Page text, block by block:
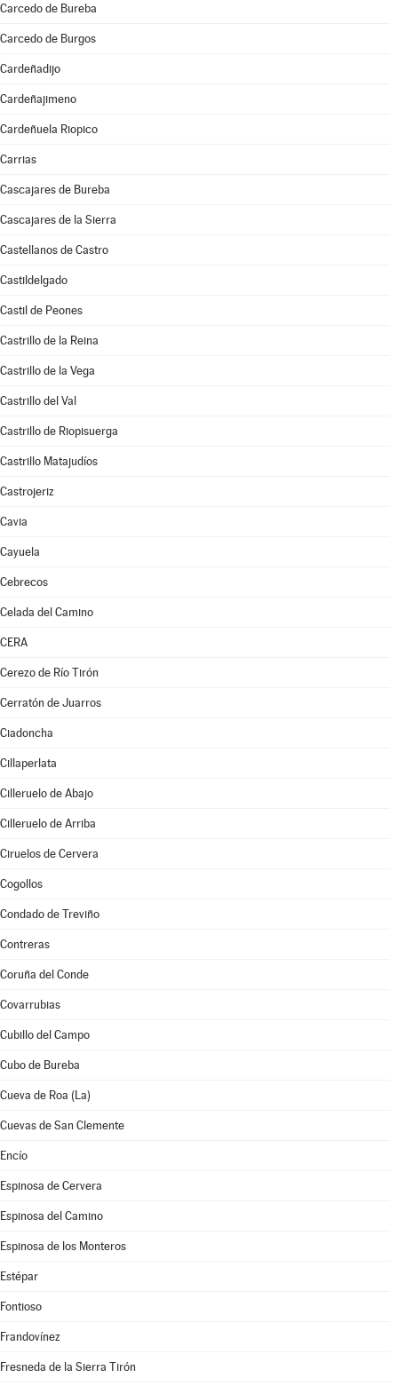
Carcedo de Bureba
Carcedo de Burgos
Cardeñadijo
Cardeñajimeno
Cardeñuela Riopico
Carrias
Cascajares de Bureba
Cascajares de la Sierra
Castellanos de Castro
Castildelgado
Castil de Peones
Castrillo de la Reina
Castrillo de la Vega
Castrillo del Val
Castrillo de Riopisuerga
Castrillo Matajudíos
Castrojeriz
Cavia
Cayuela
Cebrecos
Celada del Camino
CERA
Cerezo de Río Tirón
Cerratón de Juarros
Ciadoncha
Cillaperlata
Cilleruelo de Abajo
Cilleruelo de Arriba
Ciruelos de Cervera
Cogollos
Condado de Treviño
Contreras
Coruña del Conde
Covarrubias
Cubillo del Campo
Cubo de Bureba
Cueva de Roa (La)
Cuevas de San Clemente
Encío
Espinosa de Cervera
Espinosa del Camino
Espinosa de los Monteros
Estépar
Fontioso
Frandovínez
Fresneda de la Sierra Tirón